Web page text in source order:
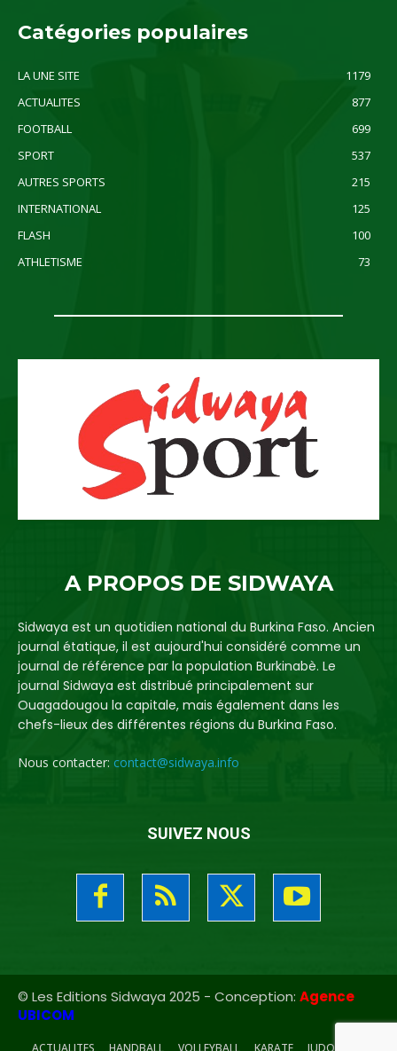
Catégories populaires
LA UNE SITE
1179
ACTUALITES
877
FOOTBALL
699
SPORT
537
AUTRES SPORTS
215
INTERNATIONAL
125
FLASH
100
ATHLETISME
73
A PROPOS DE SIDWAYA
Sidwaya est un quotidien national du Burkina Faso. Ancien
journal étatique, il est aujourd'hui considéré comme un
journal de référence par la population Burkinabè. Le
journal Sidwaya est distribué principalement sur
Ouagadougou la capitale, mais également dans les
chefs-lieux des différentes régions du Burkina Faso.
Nous contacter: contact@sidwaya.info
SUIVEZ NOUS
© Les Editions Sidwaya 2025 - Conception: Agence
UBICOM
ACTUALITES HANDBALL VOLLEYBALL KARATE JUDO